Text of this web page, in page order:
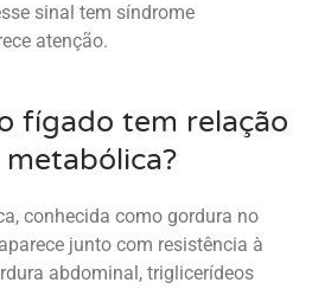
sinal tem síndrome
atenção.
fígado tem relação
conhecida como gordura no
junto com resistência à
abdominal, triglicerídeos